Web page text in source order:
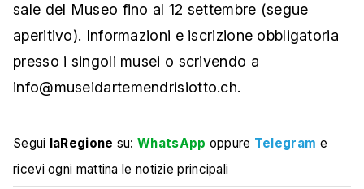
sale del Museo fino al 12 settembre (segue
aperitivo). Informazioni e iscrizione obbligatoria
presso i singoli musei o scrivendo a
info@museidartemendrisiotto.ch.
Segui laRegione su:WhatsApp oppure Telegram e
ricevi ogni mattina le notizie principali